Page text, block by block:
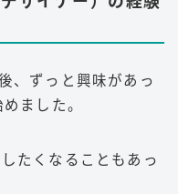
、ずっと興味があっ
ました。
たくなることもあっ